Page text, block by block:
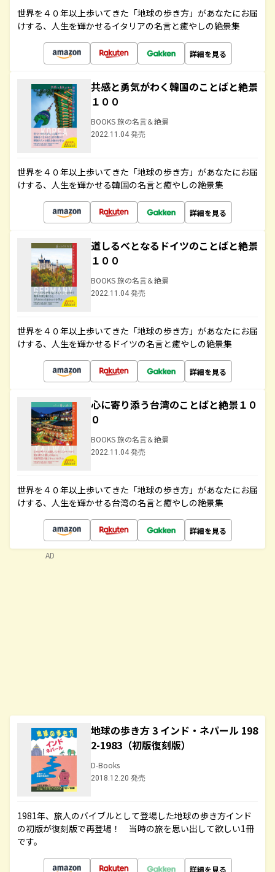
世界を４０年以上歩いてきた「地球の歩き方」があなたにお届
けする、人生を輝かせるイタリアの名言と癒やしの絶景集
詳細を見る
共感と勇気がわく韓国のことばと絶景
１００
BOOKS 旅の名言＆絶景
2022.11.04 発売
世界を４０年以上歩いてきた「地球の歩き方」があなたにお届
けする、人生を輝かせる韓国の名言と癒やしの絶景集
詳細を見る
道しるべとなるドイツのことばと絶景
１００
BOOKS 旅の名言＆絶景
2022.11.04 発売
世界を４０年以上歩いてきた「地球の歩き方」があなたにお届
けする、人生を輝かせるドイツの名言と癒やしの絶景集
詳細を見る
心に寄り添う台湾のことばと絶景１０
０
BOOKS 旅の名言＆絶景
2022.11.04 発売
世界を４０年以上歩いてきた「地球の歩き方」があなたにお届
けする、人生を輝かせる台湾の名言と癒やしの絶景集
詳細を見る
地球の歩き方 3 インド・ネパール 198
2-1983（初版復刻版）
D-Books
2018.12.20 発売
1981年、旅人のバイブルとして登場した地球の歩き方インド
の初版が復刻版で再登場！ 当時の旅を思い出して欲しい1冊
です。
詳細を見る
AD